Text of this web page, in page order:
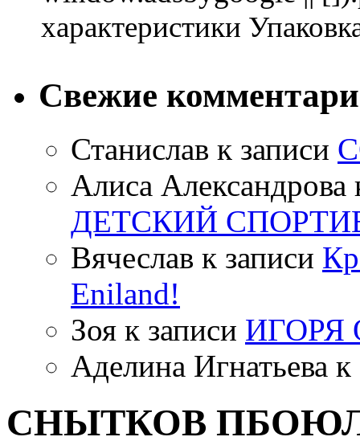
характеристики
Свежие
Станислав к записи
Алиса Александрова
ДЕТСКИЙ
Вячеслав к записи
Eniland!
Зоя к записи ИГОРЯ
Аделина Игнатьева к
СНЫТКОВ